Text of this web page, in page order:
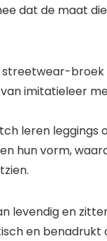
dat de maat
streetwear-
imitatieleer
leren leggings
hun vorm,
levendig en
en benadrukt